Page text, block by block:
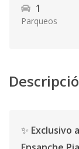
1
Parqueos
✨ Exclusivo